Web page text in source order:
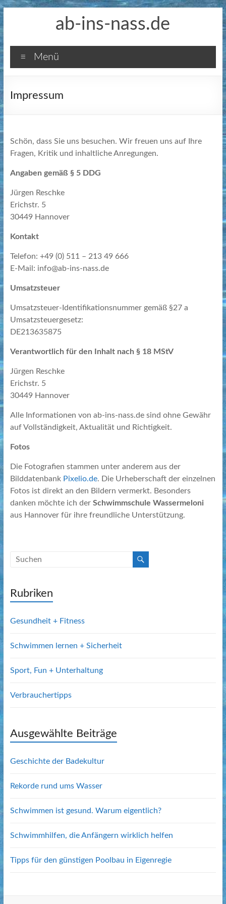
Zum
ab-ins-nass.de
Menü
Impressum
Schön, dass Sie uns besuchen. Wir freuen uns auf Ihre
Fragen, Kritik und inhaltliche Anregungen.
Angaben gemäß § 5 DDG
Jürgen Reschke
Erichstr. 5
30449 Hannover
Kontakt
Telefon: +49 (0) 511 – 213 49 666
E-Mail: info@ab-ins-nass.de
Umsatzsteuer
Umsatzsteuer-Identifikationsnummer gemäß §27 a
Umsatzsteuergesetz:
DE213635875
Verantwortlich für den Inhalt nach § 18 MStV
Jürgen Reschke
Erichstr. 5
30449 Hannover
Alle Informationen von ab-ins-nass.de sind ohne Gewähr
auf Vollständigkeit, Aktualität und Richtigkeit.
Fotos
Die Fotografien stammen unter anderem aus der
Bilddatenbank Pixelio.de. Die Urheberschaft der einzelnen
Fotos ist direkt an den Bildern vermerkt. Besonders
danken möchte ich der Schwimmschule Wassermeloni
aus Hannover für ihre freundliche Unterstützung.
Rubriken
Gesundheit + Fitness
Schwimmen lernen + Sicherheit
Sport, Fun + Unterhaltung
Verbrauchertipps
Ausgewählte Beiträge
Geschichte der Badekultur
Rekorde rund ums Wasser
Schwimmen ist gesund. Warum eigentlich?
Schwimmhilfen, die Anfängern wirklich helfen
Tipps für den günstigen Poolbau in Eigenregie